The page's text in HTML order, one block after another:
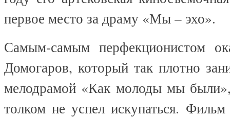
первое место за драму «Мы – эхо».
Самым-самым перфекционистом
Домогаров, который так плотно
мелодрамой «Как молоды мы
толком не успел искупаться.